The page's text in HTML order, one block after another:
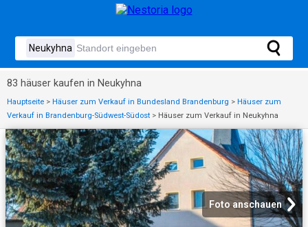
83 häuser kaufen in Neukyhna
Hauptseite > Häuser zum Verkauf in Bundesland Brandenburg > Häuser zum
Verkauf in Brandenburg-Südwest-Südost > Häuser zum Verkauf in Neukyhna
Foto anschauen